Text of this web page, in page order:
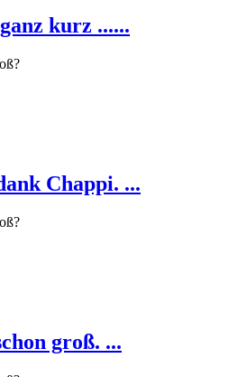
kurz ......
Chappi. ...
groß. ...